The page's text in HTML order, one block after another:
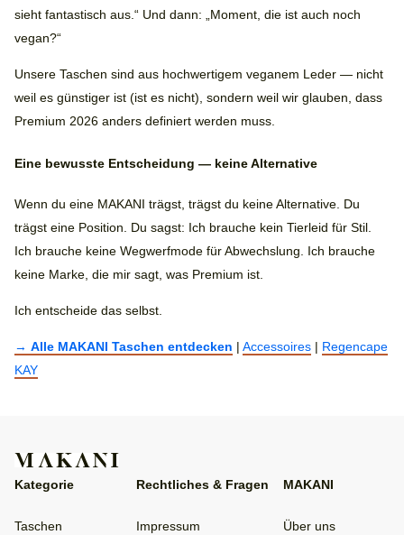
sieht fantastisch aus.“ Und dann: „Moment, die ist auch noch
vegan?“
Unsere Taschen sind aus hochwertigem veganem Leder — nicht
weil es günstiger ist (ist es nicht), sondern weil wir glauben, dass
Premium 2026 anders definiert werden muss.
Eine bewusste Entscheidung — keine Alternative
Wenn du eine MAKANI trägst, trägst du keine Alternative. Du
trägst eine Position. Du sagst: Ich brauche kein Tierleid für Stil.
Ich brauche keine Wegwerfmode für Abwechslung. Ich brauche
keine Marke, die mir sagt, was Premium ist.
Ich entscheide das selbst.
→ Alle MAKANI Taschen entdecken | Accessoires | Regencape
KAY
Kategorie
Taschen
Rechtliches & Fragen
Impressum
MAKANI
Über uns